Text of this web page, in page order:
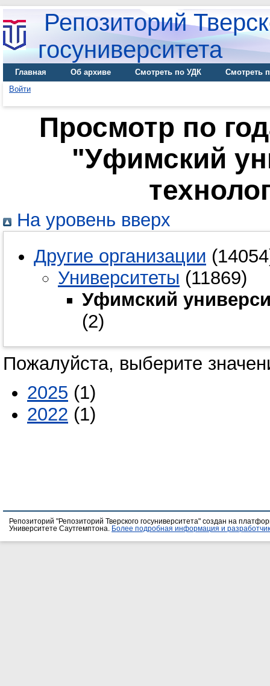
Репозиторий
госуниверситета
Главная Об архиве Смотреть по УДК
Смотреть
Войти
Просмотр по
"Уфимский
На уровень вверх
Другие организации
Университеты (11869)
Уфимский
(2)
Пожалуйста, выберите
2025 (1)
2022 (1)
Репозиторий "Репозиторий Тверского госуниверситета" создан на
Университете Саутгемптона.
Более подробная информация и